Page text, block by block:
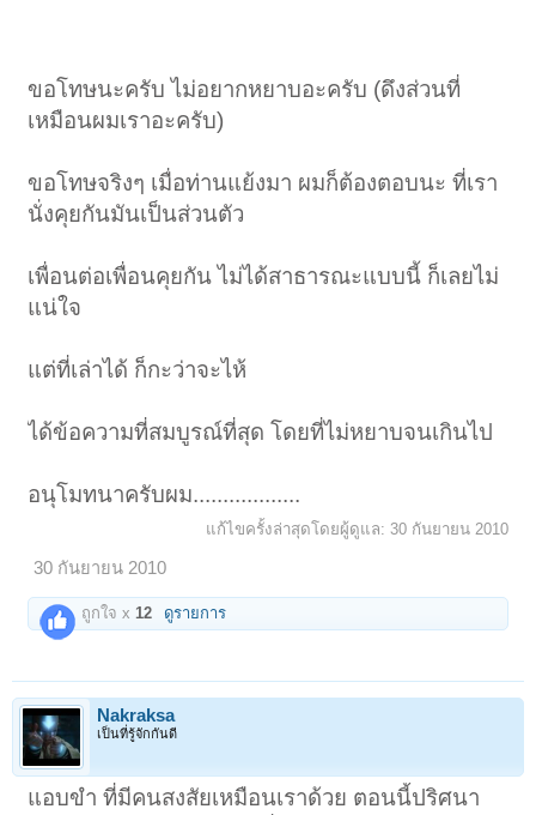
ขอโทษนะครับ ไม่อยากหยาบอะครับ (ดึงส่วนที่
เหมือนผมเราอะครับ)
ขอโทษจริงๆ เมื่อท่านแย้งมา ผมก็ต้องตอบนะ ที่เรา
นั่งคุยกันมันเป็นส่วนตัว
เพื่อนต่อเพื่อนคุยกัน ไม่ได้สาธารณะแบบนี้ ก็เลยไม่
แน่ใจ
แต่ที่เล่าได้ ก็กะว่าจะไห้
ได้ข้อความที่สมบูรณ์ที่สุด โดยที่ไม่หยาบจนเกินไป
อนุโมทนาครับผม..................
แก้ไขครั้งล่าสุดโดยผู้ดูแล: 30 กันยายน 2010
30 กันยายน 2010
ถูกใจ x 12 ดูรายการ
Nakraksa
เป็นที่รู้จักกันดี
แอบขำ ที่มีคนสงสัยเหมือนเราด้วย ตอนนี้ปริศนา